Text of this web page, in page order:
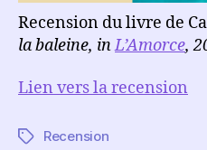
Recension du livre de
la baleine, inL’Amorce,
Lien vers la recension
Étiquettes
Recension